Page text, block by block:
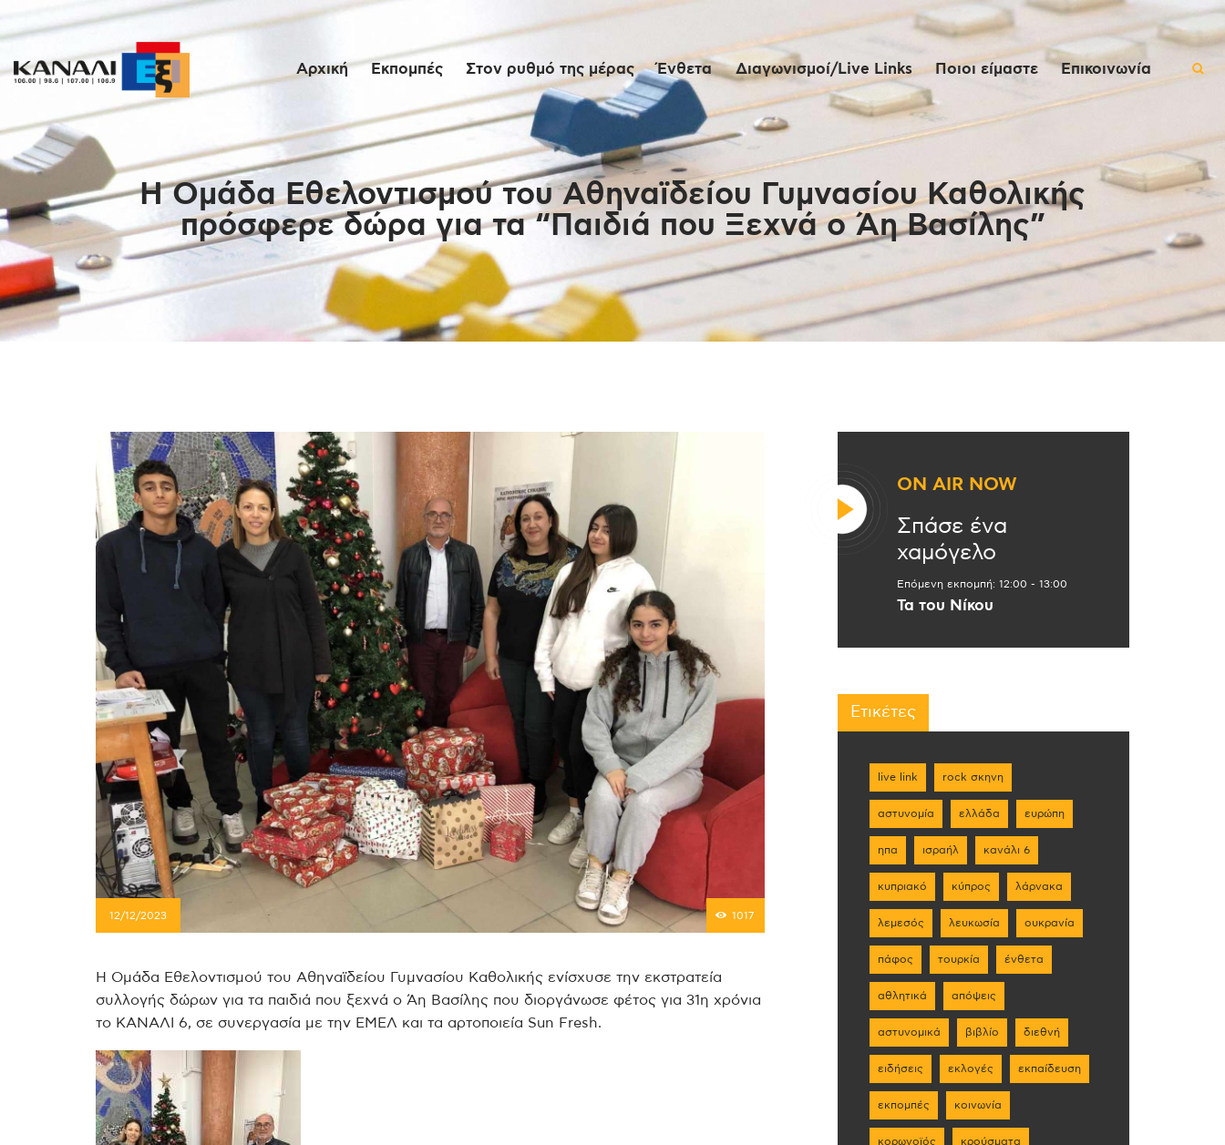
Αρχική Εκπομπές Στον ρυθμό της μέρας Ένθετα Διαγωνισμοί/Live Links Ποιοι είμαστε Επικοινωνία
Η Ομάδα Εθελοντισμού του Αθηναϊδείου Γυμνασίου Καθολικής
πρόσφερε δώρα για τα “Παιδιά που Ξεχνά ο Άη Βασίλης”
Αρχική
Εκπομπές
Στον ρυθμό της
μέρας
Ένθετα
Διαγωνισμοί/Live
Links
Επικοινωνία
12/12/2023 1017
Η Ομάδα Εθελοντισμού του Αθηναϊδείου Γυμνασίου Καθολικής ενίσχυσε την εκστρατεία
συλλογής δώρων για τα παιδιά που ξεχνά ο Άη Βασίλης που διοργάνωσε φέτος για 31η χρόνια
το ΚΑΝΑΛΙ 6, σε συνεργασία με την ΕΜΕΛ και τα αρτοποιεία Sun Fresh.
ON AIR NOW
Σπάσε ένα
χαμόγελο
Επόμενη εκπομπή: 12:00 - 13:00
Τα του Νίκου
Ετικέτες
live link rock σκηνη
αστυνομία ελλάδα ευρώπη
ηπα ισραήλ κανάλι 6
κυπριακό κύπρος λάρνακα
λεμεσός λευκωσία ουκρανία
πάφος τουρκία ένθετα
αθλητικά απόψεις
αστυνομικά βιβλίο διεθνή
ειδήσεις εκλογές εκπαίδευση
εκπομπές κοινωνία
κορωνοϊός κρούσματα